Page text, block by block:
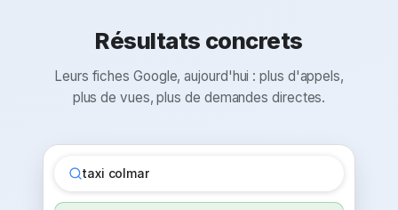
Résultats concrets
Leurs fiches Google, aujourd'hui : plus d'appels,
plus de vues, plus de demandes directes.
taxi colmar